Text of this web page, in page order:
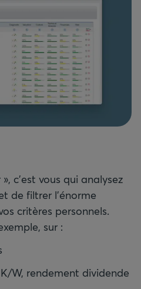
c’est vous qui analysez
de filtrer l’énorme
critères personnels.
sur :
W, rendement dividende